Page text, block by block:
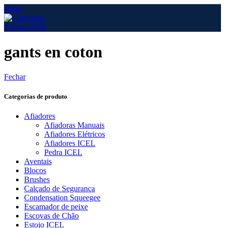
Menu
0 items €0.00
gants en coton
Fechar
Categorias de produto
Afiadores
Afiadoras Manuais
Afiadores Elétricos
Afiadores ICEL
Pedra ICEL
Aventais
Blocos
Brushes
Calçado de Segurança
Condensation Squeegee
Escamador de peixe
Escovas de Chão
Estojo ICEL